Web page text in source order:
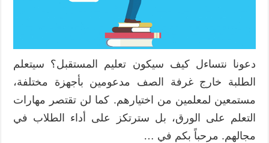
دعونا نتساءل كيف سيكون تعليم المستقبل؟ سيتعلم
الطلبة خارج غرفة الصف مدعومين بأجهزة مختلفة،
مستمعين لمعلمين من اختيارهم. كما لن تقتصر مهارات
التعلم على الورق، بل سترتكز على أداء الطلاب في
مجالهم. مرحباً بكم في …